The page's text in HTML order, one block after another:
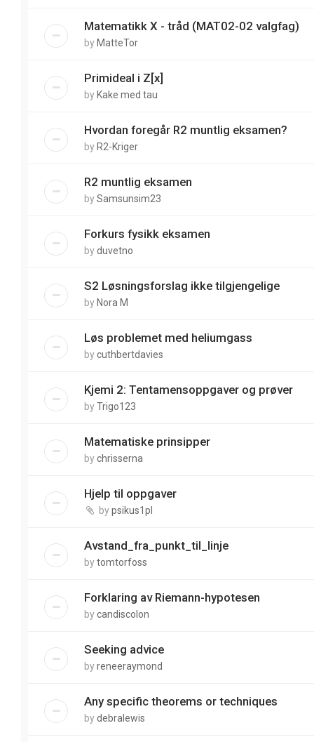
Matematikk X - tråd (MAT02-02 valgfag)
by MatteTor
Primideal i Z[x]
by Kake med tau
Hvordan foregår R2 muntlig eksamen?
by R2-Kriger
R2 muntlig eksamen
bySamsunsim23
Forkurs fysikk eksamen
byduvetno
S2 Løsningsforslag ikke tilgjengelige
by Nora M
Løs problemet med heliumgass
bycuthbertdavies
Kjemi 2: Tentamensoppgaver og prøver
byTrigo123
Matematiske prinsipper
bychrisserna
Hjelp til oppgaver
bypsikus1pl
Avstand_fra_punkt_til_linje
bytomtorfoss
Forklaring av Riemann-hypotesen
bycandiscolon
Seeking advice
byreneeraymond
Any specific theorems or techniques
bydebralewis